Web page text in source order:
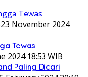
23 November 2024
Tewas
2024 18:53 WIB
Paling Dicari